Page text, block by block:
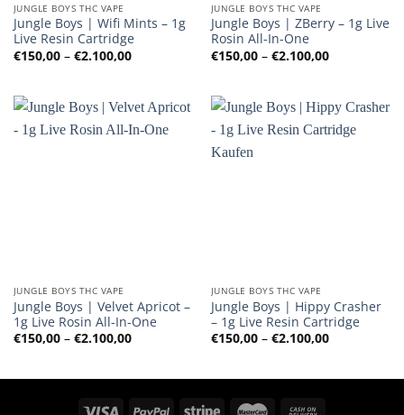
JUNGLE BOYS THC VAPE
Jungle Boys | Wifi Mints – 1g
Live Resin Cartridge
€150,00 – €2.100,00Preisspanne:
€150,00
JUNGLE BOYS THC VAPE
Jungle Boys | ZBerry – 1g Live
Rosin All-In-One
€150,00 – €2.100,00
€150,00
JUNGLE BOYS THC VAPE
Jungle Boys | Velvet Apricot –
1g Live Rosin All-In-One
€150,00 – €2.100,00Preisspanne:
JUNGLE BOYS THC VAPE
Jungle Boys | Hippy Crasher
– 1g Live Resin Cartridge
€150,00 – €2.100,00